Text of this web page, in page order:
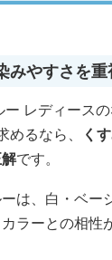
みやすさを
ー レディース
るなら、
く
です。
は、白・ベー
ラーとの相性